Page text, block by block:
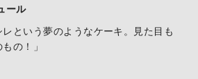
ール
という夢のようなケーキ。見た目も
の！」